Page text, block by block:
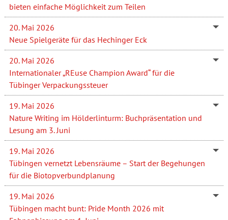
bieten einfache Möglichkeit zum Teilen
20. Mai 2026
Neue Spielgeräte für das Hechinger Eck
20. Mai 2026
Internationaler „REuse Champion Award“ für die
Tübinger Verpackungssteuer
19. Mai 2026
Nature Writing im Hölderlinturm: Buchpräsentation und
Lesung am 3. Juni
19. Mai 2026
Tübingen vernetzt Lebensräume – Start der Begehungen
für die Biotopverbundplanung
19. Mai 2026
Tübingen macht bunt: Pride Month 2026 mit